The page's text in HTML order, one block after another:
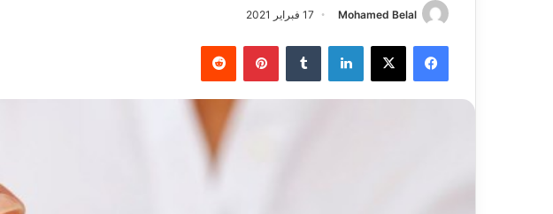
Mohamed Belal 17 فبراير 2021
فيسبوك لينكدإن بينتيريست